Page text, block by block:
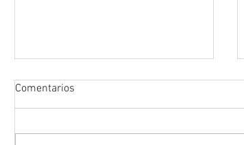
Comentarios